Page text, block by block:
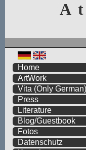
Home
ArtWork
Vita (Only German)
Press
Literature
Blog/Guestbook
Fotos
Datenschutz